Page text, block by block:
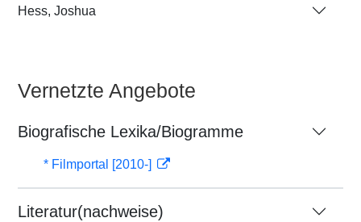
Hess, Joshua
Vernetzte Angebote
Biografische Lexika/Biogramme
* Filmportal [2010-]
Literatur(nachweise)